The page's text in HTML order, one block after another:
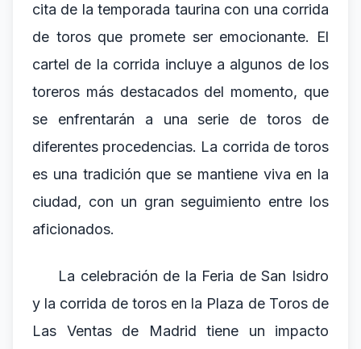
cita de la temporada taurina con una corrida
de toros que promete ser emocionante. El
cartel de la corrida incluye a algunos de los
toreros más destacados del momento, que
se enfrentarán a una serie de toros de
diferentes procedencias. La corrida de toros
es una tradición que se mantiene viva en la
ciudad, con un gran seguimiento entre los
aficionados.
La celebración de la Feria de San Isidro
y la corrida de toros en la Plaza de Toros de
Las Ventas de Madrid tiene un impacto